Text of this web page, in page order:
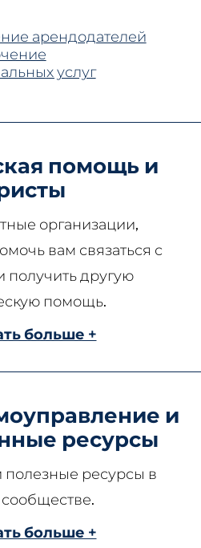
арендодателей
услуг
помощь и
организации,
вам связаться с
получить другую
помощь.
больше +
и
ресурсы
полезные ресурсы в
больше +